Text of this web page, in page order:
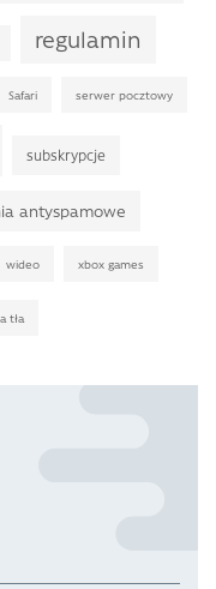
regulamin
Safari serwer pocztowy
subskrypcje
antyspamowe
wideo xbox games
tła